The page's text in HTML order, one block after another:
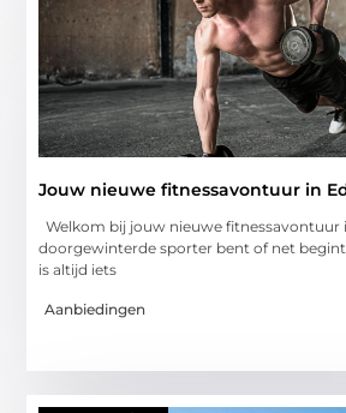
Jouw nieuwe fitnessavontuur in
Welkom bij jouw nieuwe fitnessavontuur
doorgewinterde sporter bent of net
is altijd iets
Aanbiedingen